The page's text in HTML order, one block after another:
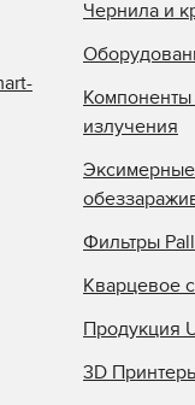
Чернила и
Компоненты
излучения
Фильтры
Кварцевое
Продукция
3D